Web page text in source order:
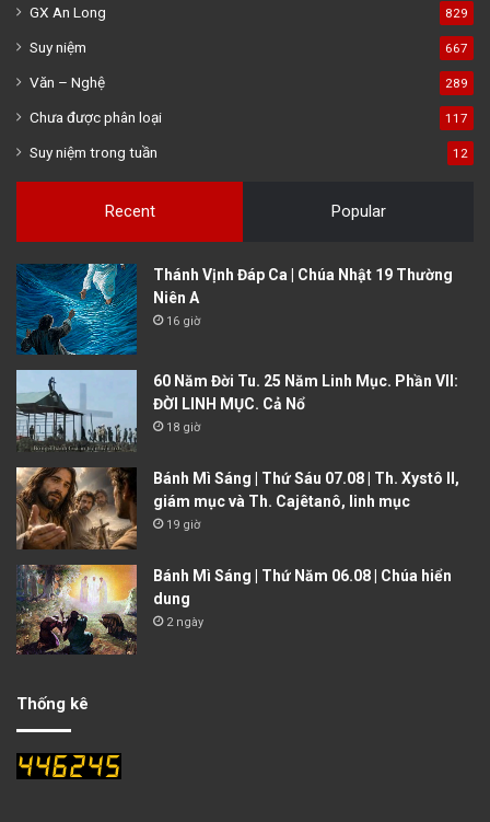
GX An Long 829
Suy niệm 667
Văn – Nghệ 289
Chưa được phân loại 117
Suy niệm trong tuần 12
Recent Popular
Thánh Vịnh Đáp Ca | Chúa Nhật 19 Thường
Niên A
16 giờ
60 Năm Đời Tu. 25 Năm Linh Mục. Phần VII:
ĐỜI LINH MỤC. Cả Nổ
18 giờ
Bánh Mì Sáng | Thứ Sáu 07.08 | Th. Xystô II,
giám mục và Th. Cajêtanô, linh mục
19 giờ
Bánh Mì Sáng | Thứ Năm 06.08 | Chúa hiển
dung
2 ngày
Thống kê